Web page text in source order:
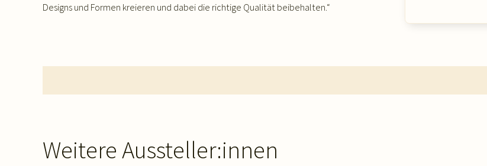
Designs und Formen kreieren und dabei die richtige Qualität beibehalten.“
Weitere Aussteller:innen